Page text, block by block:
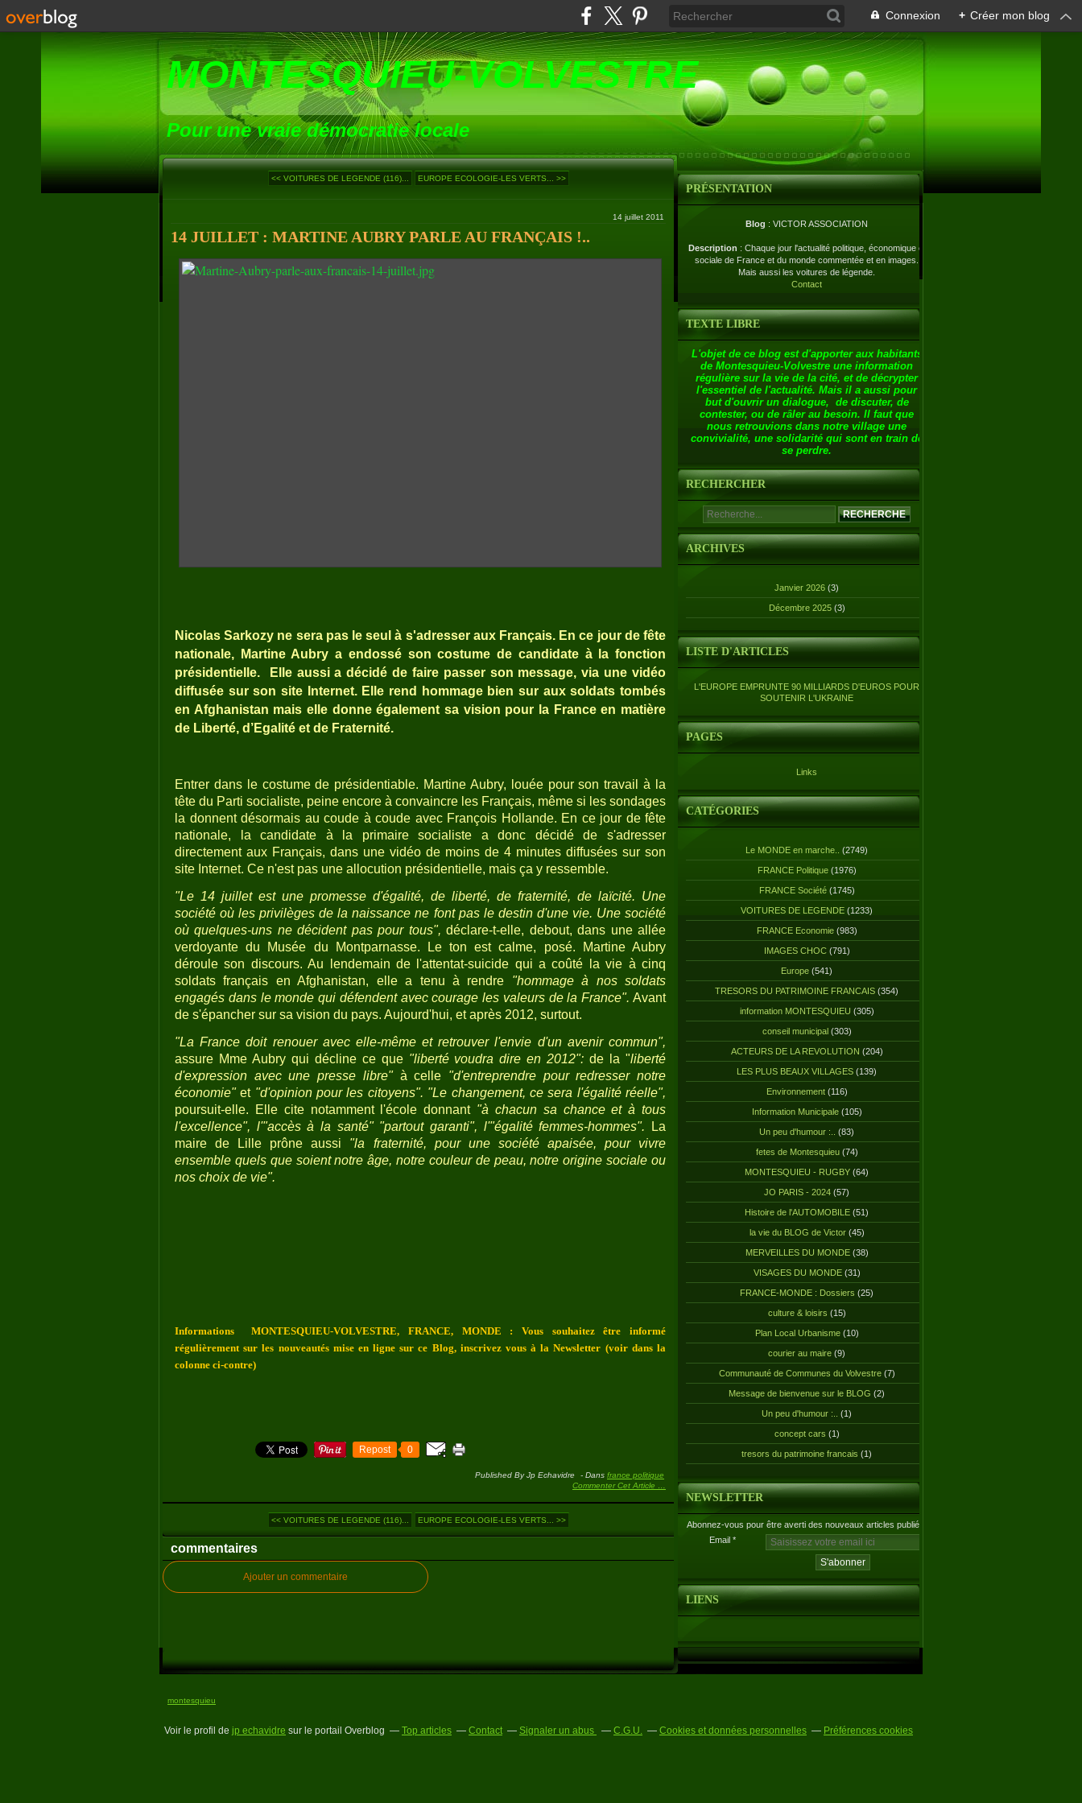
Connexion + Créer mon blog
MONTESQUIEU-VOLVESTRE
Pour une vraie démocratie locale
<< VOITURES DE LEGENDE (116)... EUROPE ECOLOGIE-LES VERTS... >>
14 juillet 2011
14 JUILLET : MARTINE AUBRY PARLE AU FRANÇAIS !..
Nicolas Sarkozy ne sera pas le seul à s'adresser aux Français. En ce jour de fête
nationale, Martine Aubry a endossé son costume de candidate à la fonction
présidentielle.
Elle aussi a décidé de faire passer son message, via une vidéo
diffusée sur son site Internet. Elle rend hommage bien sur aux soldats tombés
en Afghanistan mais elle donne également sa vision pour la France en matière
de Liberté, d’Egalité et de Fraternité.
Entrer dans le costume de présidentiable. Martine Aubry, louée pour son travail à la
tête du Parti socialiste, peine encore à convaincre les Français, même si les sondages
la donnent désormais au coude à coude avec François Hollande. En ce jour de fête
nationale, la candidate à la primaire socialiste a donc décidé de s'adresser
directement aux Français, dans une vidéo de moins de 4 minutes diffusées sur son
site Internet. Ce n'est pas une allocution présidentielle, mais ça y ressemble.
"Le 14 juillet est une promesse d'égalité, de liberté, de fraternité, de laïcité. Une
société où les privilèges de la naissance ne font pas le destin d'une vie. Une société
où quelques-uns ne décident pas pour tous", déclare-t-elle, debout, dans une allée
verdoyante du Musée du Montparnasse. Le ton est calme, posé. Martine Aubry
déroule son discours. Au lendemain de l'attentat-suicide qui a coûté la vie à cinq
soldats français en Afghanistan, elle a tenu à rendre "hommage à nos soldats
engagés dans le monde qui défendent avec courage les valeurs de la France". Avant
de s'épancher sur sa vision du pays. Aujourd'hui, et après 2012, surtout.
"La France doit renouer avec elle-même et retrouver l'envie d'un avenir commun",
assure Mme Aubry qui décline ce que "liberté voudra dire en 2012": de la "liberté
d'expression avec une presse libre"à celle "d'entreprendre pour redresser notre
économie"et "d'opinion pour les citoyens". "Le changement, ce sera l'égalité réelle",
poursuit-elle. Elle cite notamment l'école donnant "à chacun sa chance et à tous
l'excellence", l'"accès à la santé" "partout garanti", l'"égalité femmes-hommes". La
maire de Lille prône aussi "la fraternité, pour une société apaisée, pour vivre
ensemble quels que soient notre âge, notre couleur de peau, notre origine sociale ou
nos choix de vie".
Informations MONTESQUIEU-VOLVESTRE, FRANCE, MONDE : Vous souhaitez être informé
régulièrement sur les nouveautés mise en ligne sur ce Blog, inscrivez vous à la Newsletter (voir dans la
colonne ci-contre)
Repost 0
Published By Jp Echavidre - Dans france politique
Commenter Cet Article
<< VOITURES DE LEGENDE (116)... EUROPE ECOLOGIE-LES VERTS... >>
commentaires
Ajouter un commentaire
PRÉSENTATION
Blog : VICTOR ASSOCIATION
Description : Chaque jour l'actualité politique, économique et
sociale de France et du monde commentée et en images.
Mais aussi les voitures de légende.
Contact
TEXTE LIBRE
L'objet de ce blog est d'apporter aux habitants
de Montesquieu-Volvestre une information
régulière sur la vie de la cité, et de décrypter
l'essentiel de l'actualité. Mais il a aussi pour
but d'ouvrir un dialogue, de discuter, de
contester, ou de râler au besoin. Il faut que
nous retrouvions dans notre village une
convivialité, une solidarité qui sont en train de
se perdre.
RECHERCHER
ARCHIVES
Janvier 2026 (3)
Décembre 2025 (3)
LISTE D'ARTICLES
L'EUROPE EMPRUNTE 90 MILLIARDS D'EUROS POUR
SOUTENIR L'UKRAINE
PAGES
Links
CATÉGORIES
Le MONDE en marche.. (2749)
FRANCE Politique(1976)
FRANCE Société(1745)
VOITURES DE LEGENDE (1233)
FRANCE Economie(983)
IMAGES CHOC(791)
Europe (541)
TRESORS DU PATRIMOINE FRANCAIS (354)
information MONTESQUIEU (305)
conseil municipal(303)
ACTEURS DE LA REVOLUTION (204)
LES PLUS BEAUX VILLAGES (139)
Environnement(116)
Information Municipale(105)
Un peu d'humour :.. (83)
fetes de Montesquieu(74)
MONTESQUIEU - RUGBY (64)
JO PARIS - 2024 (57)
Histoire de l'AUTOMOBILE (51)
la vie du BLOG de Victor(45)
MERVEILLES DU MONDE(38)
VISAGES DU MONDE(31)
FRANCE-MONDE : Dossiers (25)
culture & loisirs (15)
Plan Local Urbanisme(10)
courier au maire (9)
Communauté de Communes du Volvestre(7)
Message de bienvenue sur le BLOG (2)
Un peu d'humour :.. (1)
concept cars (1)
tresors du patrimoine francais (1)
NEWSLETTER
Abonnez-vous pour être averti des nouveaux articles publiés.
Email
LIENS
montesquieu
Voir le profil de jp echavidre sur le portail Overblog Top articles Contact Signaler un abus C.G.U. Cookies et données personnelles Préférences cookies